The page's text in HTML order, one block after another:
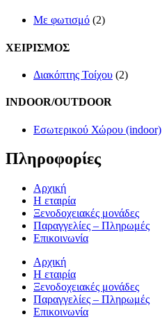
Με φωτισμό (2)
ΧΕΙΡΙΣΜΟΣ
Διακόπτης Τοίχου (2)
INDOOR/OUTDOOR
Εσωτερικού Χώρου (indoor)
Πληροφορίες
Αρχική
Η εταιρία
Ξενοδοχειακές μονάδες
Παραγγελίες – Πληρωμές
Επικοινωνία
Αρχική
Η εταιρία
Ξενοδοχειακές μονάδες
Παραγγελίες – Πληρωμές
Επικοινωνία